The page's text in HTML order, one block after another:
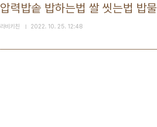
압력밥솥 밥하는법 쌀 씻는법 밥
라비키친 2022. 10. 25. 12:48